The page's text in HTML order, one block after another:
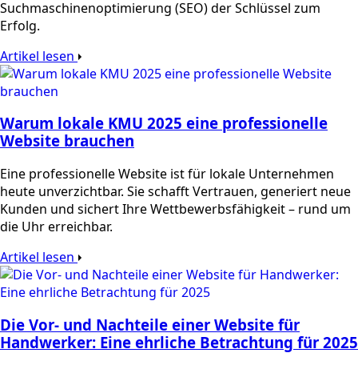
Suchmaschinenoptimierung (SEO) der Schlüssel zum
Erfolg.
Artikel lesen
Warum lokale KMU 2025 eine professionelle
Website brauchen
Eine professionelle Website ist für lokale Unternehmen
heute unverzichtbar. Sie schafft Vertrauen, generiert neue
Kunden und sichert Ihre Wettbewerbsfähigkeit – rund um
die Uhr erreichbar.
Artikel lesen
Die Vor- und Nachteile einer Website für
Handwerker: Eine ehrliche Betrachtung für 2025